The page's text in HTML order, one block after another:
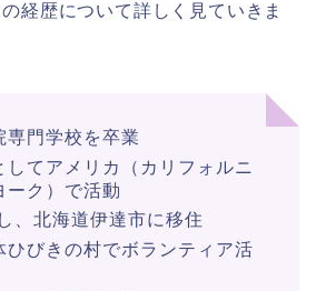
経歴について詳しく見ていきま
専門学校を卒業
してアメリカ（カリフォルニ
ーク）で活動
、北海道伊達市に移住
ひびきの村でボランティア活